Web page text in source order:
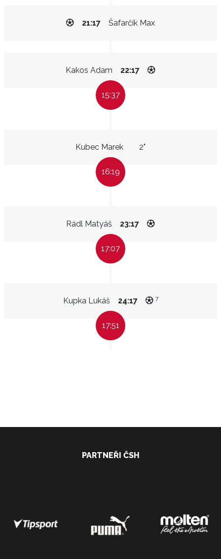
Šafarčík Max
21:17
Kakos Adam 22:17
15:37
Kubec Marek 2"
16:19
Rádl Matyáš 23:17
17:07
Kupka Lukáš 24:17 7
17:51
PARTNEŘI ČSH